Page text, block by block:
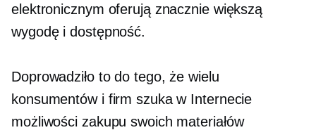
elektronicznym oferują znacznie większą
wygodę i dostępność.
Doprowadziło to do tego, że wielu
konsumentów i firm szuka w Internecie
możliwości zakupu swoich materiałów